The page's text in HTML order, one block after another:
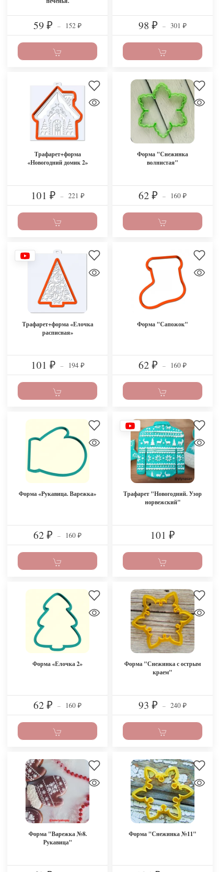
59 ₽ – 152 ₽ 98 ₽ – 301 ₽
Трафарет+форма
«Новогодний домик 2»
101 ₽ – 221 ₽
Форма "Снежинка
волнистая"
62 ₽ – 160 ₽
Трафарет+форма «Елочка
расписная»
101 ₽ – 194 ₽
Форма "Сапожок"
62 ₽ – 160 ₽
Форма «Рукавица. Варежка»
62 ₽ – 160 ₽
Трафарет "Новогодний. Узор
норвежский"
101 ₽
Форма «Елочка 2»
62 ₽ – 160 ₽
Форма "Снежинка с острым
краем"
93 ₽ – 240 ₽
Форма "Варежка №8.
Рукавица"
Форма "Снежинка №11"